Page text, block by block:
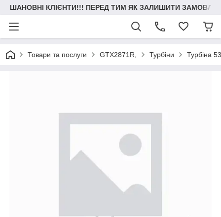
ШАНОВНІ КЛІЄНТИ!!! ПЕРЕД ТИМ ЯК ЗАЛИШИТИ
Товари та послуги GTX2871R, Турбіни Турбіна